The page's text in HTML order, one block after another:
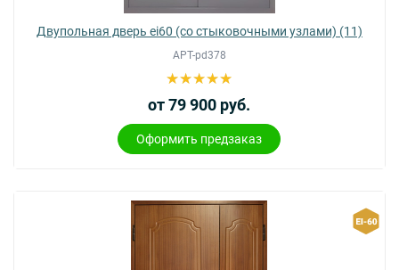
Двупольная дверь ei60 (со стыковочными узлами) (11)
АРТ-pd378
от 79 900 руб.
Оформить предзаказ